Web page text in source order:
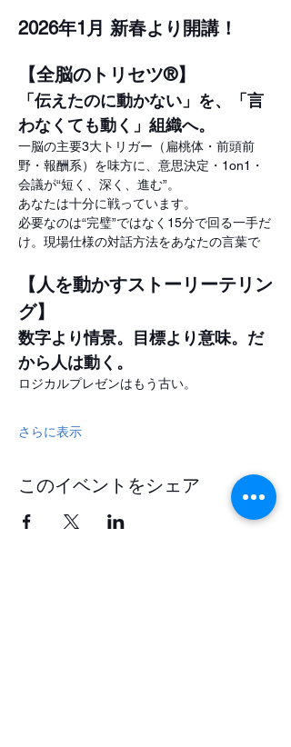
2026年1月 新春より開講！
【全脳のトリセツ®】
「伝えたのに動かない」を、「言
わなくても動く」組織へ。
一脳の主要3大トリガー（扁桃体・前頭前
野・報酬系）を味方に、意思決定・1on1・
会議が“短く、深く、進む”。
あなたは十分に戦っています。
必要なのは“完璧”ではなく15分で回る一手だ
け。現場仕様の対話方法をあなたの言葉で
【人を動かすストーリーテリン
グ】
数字より情景。目標より意味。だ
から人は動く。
ロジカルプレゼンはもう古い。
さらに表示
このイベントをシェア